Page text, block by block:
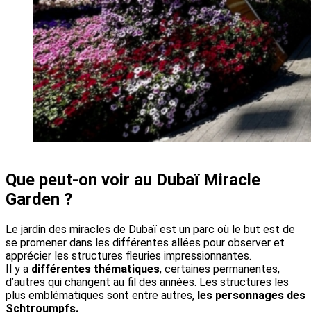
Que peut-on voir au Dubaï Miracle
Garden ?
Le jardin des miracles de Dubaï est un parc où le but est de
se promener dans les différentes allées pour observer et
apprécier les structures fleuries impressionnantes.
Il y a différentes thématiques, certaines permanentes,
d’autres qui changent au fil des années. Les structures les
plus emblématiques sont entre autres, les personnages des
Schtroumpfs.